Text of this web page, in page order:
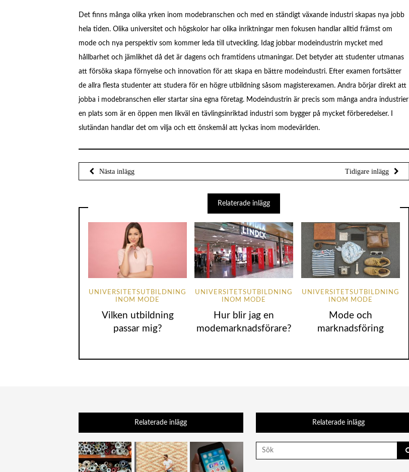
Det finns många olika yrken inom modebranschen och med en ständigt växande industri skapas nya jobb
hela tiden. Olika universitet och högskolor har olika inriktningar men fokusen handlar alltid främst om
mode och nya perspektiv som kommer leda till utveckling. Idag jobbar modeindustrin mycket med
hållbarhet och jämlikhet då det är dagens och framtidens utmaningar. Det betyder att studenter utmanas
att försöka skapa förnyelse och innovation för att skapa en bättre modeindustri. Efter examen fortsätter
de allra flesta studenter att studera för en högre utbildning såsom magisterexamen. Andra börjar direkt att
jobba i modebranschen eller startar sina egna företag. Modeindustrin är precis som många andra industrier
en plats som är en öppen men likväl en tävlingsinriktad industri som bygger på mycket förberedelser. I
slutändan handlar det om vilja och ett önskemål att lyckas inom modevärlden.
Relaterade inlägg
UNIVERSITETSUTBILDNING
INOM MODE
Vilken utbildning
passar mig?
UNIVERSITETSUTBILDNING
INOM MODE
Hur blir jag en
modemarknadsförare?
UNIVERSITETSUTBILDNING
INOM MODE
Mode och
marknadsföring
Relaterade inlägg Relaterade inlägg
Search
for: